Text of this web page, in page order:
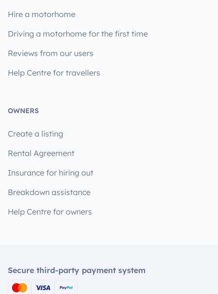
Hire a motorhome
Driving a motorhome for the first time
Reviews from our users
Help Centre for travellers
OWNERS
Create a listing
Rental Agreement
Insurance for hiring out
Breakdown assistance
Help Centre for owners
Secure third-party payment system